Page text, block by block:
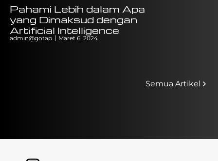
Pahami Lebih dalam Apa
yang Dimaksud dengan
Artificial Intelligence
admin@gotap Maret 6, 2024
Semua Artikel